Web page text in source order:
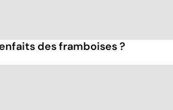
des framboises ?